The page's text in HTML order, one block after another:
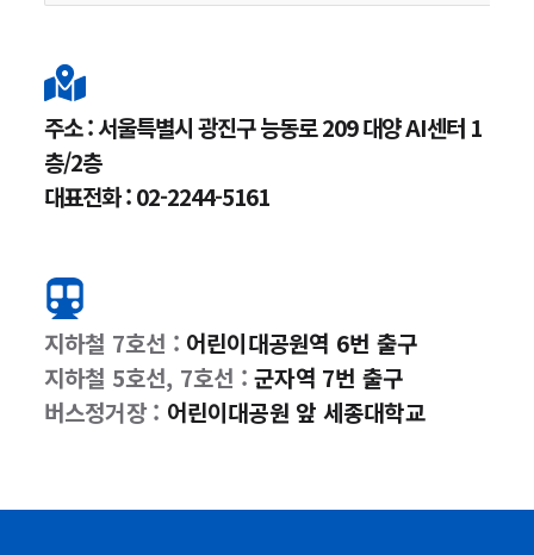
주소 : 서울특별시 광진구 능동로 209 대양 AI센터 1
층/2층
대표전화 : 02-2244-5161
지하철 7호선 : 어린이대공원역 6번 출구
지하철 5호선, 7호선 :군자역 7번 출구
버스정거장 : 어린이대공원 앞 세종대학교